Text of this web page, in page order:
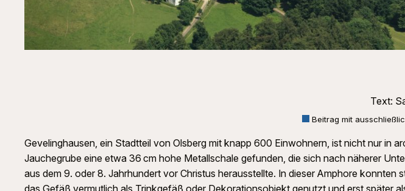
Text:
Beitrag mit
Gevelinghausen, ein Stadtteil von Olsberg mit knapp 600 Einwohnern, ist nicht nur in
Jauchegrube eine etwa 36 cm hohe Metallschale gefunden, die sich nach näherer
aus dem 9. oder 8. Jahrhundert vor Christus herausstellte. In dieser Amphore
das Gefäß vermutlich als Trinkgefäß oder Dekorationsobjekt genutzt und erst später